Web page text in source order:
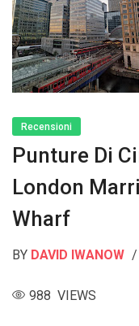
Recensioni
Punture Di
London
Wharf
BY DAVID IWANOW
988 VIEWS